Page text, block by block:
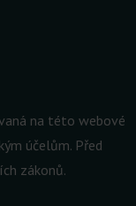
na této webové
účelům. Před
zákonů.